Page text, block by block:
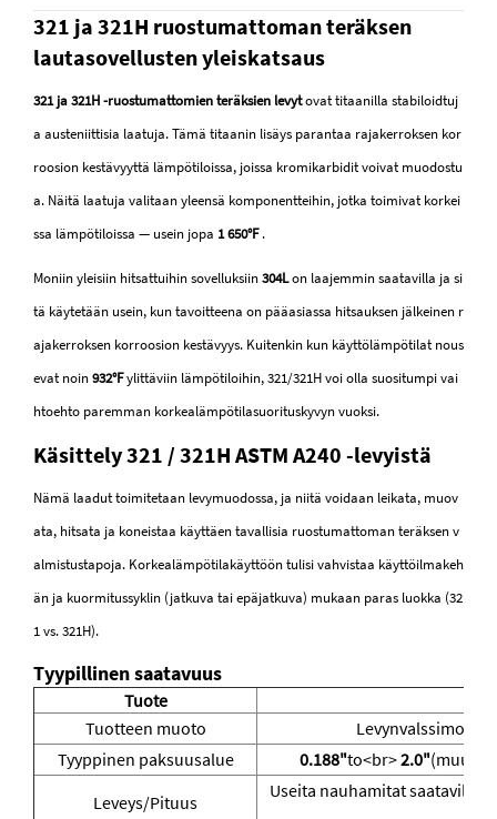
321 ja 321H ruostumattoman teräksen
lautasovellusten yleiskatsaus
321 ja 321H -ruostumattomien teräksien levytovat titaanilla stabiloidtuj
a austeniittisia laatuja. Tämä titaanin lisäys parantaa rajakerroksen kor
roosion kestävyyttä lämpötiloissa, joissa kromikarbidit voivat muodostu
a. Näitä laatuja valitaan yleensä komponentteihin, jotka toimivat korkei
ssa lämpötiloissa — usein jopa 1 650°F.
Moniin yleisiin hitsattuihin sovelluksiin304Lon laajemmin saatavilla ja si
tä käytetään usein, kun tavoitteena on pääasiassa hitsauksen jälkeinen r
ajakerroksen korroosion kestävyys. Kuitenkin kun käyttölämpötilat nous
evat noin932°Fylittäviin lämpötiloihin, 321/321H voi olla suositumpi vai
htoehto paremman korkealämpötilasuorituskyvyn vuoksi.
Käsittely 321 / 321H ASTM A240 -levyistä
Nämä laadut toimitetaan levymuodossa, ja niitä voidaan leikata, muov
ata, hitsata ja koneistaa käyttäen tavallisia ruostumattoman teräksen v
almistustapoja. Korkealämpötilakäyttöön tulisi vahvistaa käyttöilmakeh
än ja kuormitussyklin (jatkuva tai epäjatkuva) mukaan paras luokka (32
1 vs. 321H).
Tyypillinen saatavuus
Tuote
Tuotteen muoto
Levynvalssimo
Tyyppinen paksuusalue
0.188"to<br>2.0"(muut
Leveys/Pituus
Useita nauhamitat